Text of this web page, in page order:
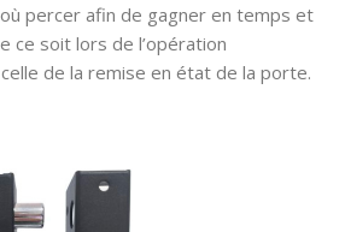
percer afin de gagner en temps et
ce soit lors de l’opération
de la remise en état de la porte.